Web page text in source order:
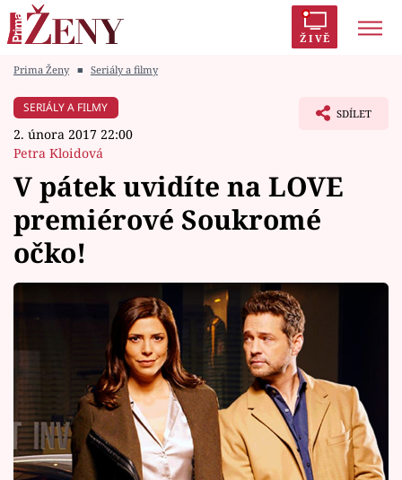
ŽIVĚ
Módní alarm
Témata
Celebrity
Vztahy
Horoskopy
Sledujte prima+
Prima Ženy ■ Seriály a filmy
SERIÁLY A FILMY
2. února 2017 22:00
Petra Kloidová
SDÍLET
V pátek uvidíte na LOVE
premiérové Soukromé
očko!